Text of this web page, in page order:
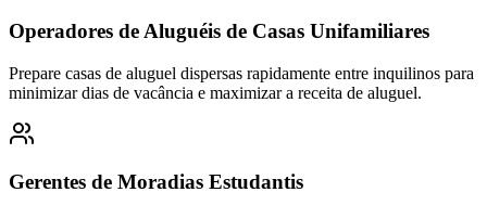
Operadores de Aluguéis de Casas Unifamiliares
Prepare casas de aluguel dispersas rapidamente entre inquilinos para
minimizar dias de vacância e maximizar a receita de aluguel.
Gerentes de Moradias Estudantis